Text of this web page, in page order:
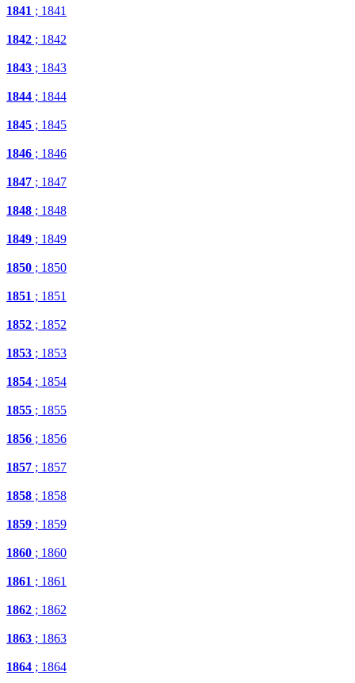
1841 ; 1841
1842 ; 1842
1843 ; 1843
1844 ; 1844
1845 ; 1845
1846 ; 1846
1847 ; 1847
1848 ; 1848
1849 ; 1849
1850 ; 1850
1851 ; 1851
1852 ; 1852
1853 ; 1853
1854 ; 1854
1855 ; 1855
1856 ; 1856
1857 ; 1857
1858 ; 1858
1859 ; 1859
1860 ; 1860
1861 ; 1861
1862 ; 1862
1863 ; 1863
1864 ; 1864